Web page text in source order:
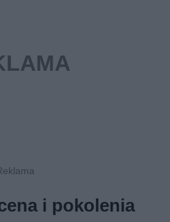
i pokolenia